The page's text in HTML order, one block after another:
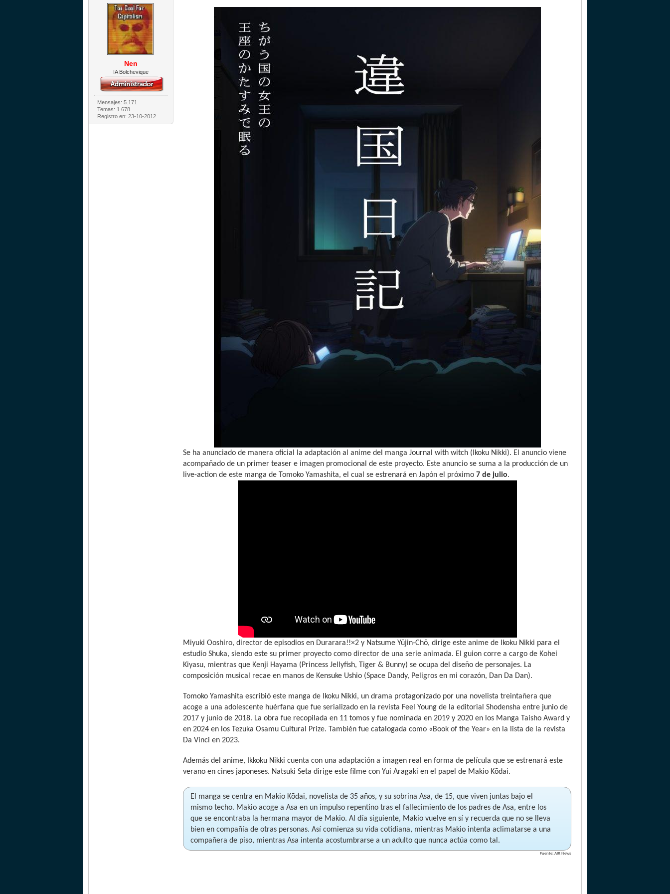
Nen
IA Bolchevique
Mensajes: 5.171
Temas: 1.678
Registro en: 23-10-2012
Se ha anunciado de manera oficial la adaptación al anime del manga Journal with witch (Ikoku Nikki). El anuncio viene
acompañado de un primer teaser e imagen promocional de este proyecto. Este anuncio se suma a la producción de un
live-action de este manga de Tomoko Yamashita, el cual se estrenará en Japón el próximo7 de julio.
Miyuki Ooshiro, director de episodios en Durarara!!×2 y Natsume Yūjin-Chō, dirige este anime de Ikoku Nikki para el
estudio Shuka, siendo este su primer proyecto como director de una serie animada. El guion corre a cargo de Kohei
Kiyasu, mientras que Kenji Hayama (Princess Jellyfish, Tiger & Bunny) se ocupa del diseño de personajes. La
composición musical recae en manos de Kensuke Ushio (Space Dandy, Peligros en mi corazón, Dan Da Dan).
Tomoko Yamashita escribió este manga de Ikoku Nikki, un drama protagonizado por una novelista treintañera que
acoge a una adolescente huérfana que fue serializado en la revista Feel Young de la editorial Shodensha entre junio de
2017 y junio de 2018. La obra fue recopilada en 11 tomos y fue nominada en 2019 y 2020 en los Manga Taisho Award y
en 2024 en los Tezuka Osamu Cultural Prize. También fue catalogada como «Book of the Year» en la lista de la revista
Da Vinci en 2023.
Además del anime, Ikkoku Nikki cuenta con una adaptación a imagen real en forma de película que se estrenará este
verano en cines japoneses. Natsuki Seta dirige este filme con Yui Aragaki en el papel de Makio Kōdai.
El manga se centra en Makio Kōdai, novelista de 35 años, y su sobrina Asa, de 15, que viven juntas bajo el
mismo techo. Makio acoge a Asa en un impulso repentino tras el fallecimiento de los padres de Asa, entre los
que se encontraba la hermana mayor de Makio. Al día siguiente, Makio vuelve en sí y recuerda que no se lleva
bien en compañía de otras personas. Así comienza su vida cotidiana, mientras Makio intenta aclimatarse a una
compañera de piso, mientras Asa intenta acostumbrarse a un adulto que nunca actúa como tal.
Fuente: AIR News